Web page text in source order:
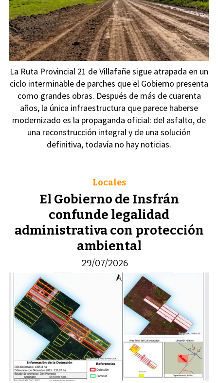
La Ruta Provincial 21 de Villafañe sigue atrapada en un
ciclo interminable de parches que el Gobierno presenta
como grandes obras. Después de más de cuarenta
años, la única infraestructura que parece haberse
modernizado es la propaganda oficial: del asfalto, de
una reconstrucción integral y de una solución
definitiva, todavía no hay noticias.
El Gobierno de Insfrán
confunde legalidad
administrativa con protección
ambiental
Locales
29/07/2026